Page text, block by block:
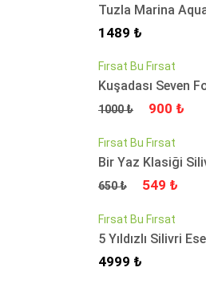
Tuzla Marina
Fiyat
1489 ₺
Fırsat Bu Fırsat
Fiyat
1000 ₺ Fiyat
900 ₺
Fırsat Bu Fırsat
Fiyat
650 ₺ Fiyat
549 ₺
Fırsat Bu Fırsat
Fiyat
4999 ₺